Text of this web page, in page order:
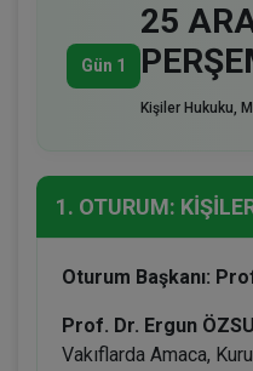
Gün 1
25
Kişiler Hukuku,
1. OTURUM:
Oturum Başkanı:
Prof. Dr. Ergun
Vakıflarda Amaca,